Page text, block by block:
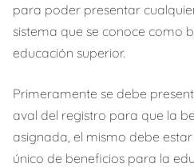
para poder presentar
sistema que se conoce como
educación superior.
Primeramente se debe
aval del registro para que la
asignada, el mismo debe
único de beneficios para la